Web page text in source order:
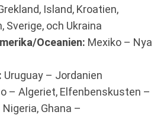
Island, Kroatien,
Sverige, och Ukraina
Oceanien: Mexiko – Nya
: Uruguay – Jordanien
– Algeriet, Elfenbenskusten –
Ghana –